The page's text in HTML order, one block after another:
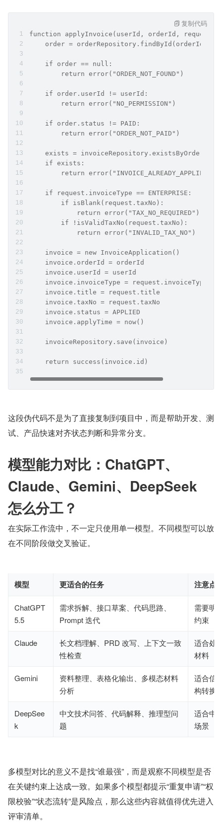
function applyInvoice(userId, orderId, request):
    order = orderRepository.findById(orderId)
    if order == null:
        return error("ORDER_NOT_FOUND")
    if order.userId != userId:
        return error("NO_PERMISSION")
    if order.status != PAID:
        return error("ORDER_NOT_PAID")
exists =
    if exists:
        return error("INVOICE_ALREADY_APPLIED")
    if request.invoiceType == ENTERPRISE:
        if isBlank(request.taxNo):
            return error("TAX_NO_REQUIRED")
        if !isValidTaxNo(request.taxNo):
            return error("INVALID_TAX_NO")
    invoice = new InvoiceApplication()
    invoice.orderId = orderId
    invoice.userId = userId
    invoice.invoiceType = request.invoiceType
    invoice.title = request.title
    invoice.taxNo = request.taxNo
    invoice.status = APPLIED
    invoice.applyTime = now()
    invoiceRepository.save(invoice)
    return success(invoice.id)
复制代码
这段伪代码不是为了直接复制到项目中，而是帮助开发、测
试、产品快速对齐状态判断和异常分支。
模型能力对比：ChatGPT、
Claude、Gemini、DeepSeek
怎么分工？
在实际工作流中，不一定只使用单一模型。不同模型可以放
在不同阶段做交叉验证。
模型 更适合的任务 注意点
ChatGPT
5.5
需求拆解、接口草案、代码思路、
Prompt 迭代
需要明
约束
Claude
长文档理解、PRD 改写、上下文一致
性检查
适合处
材料
Gemini
资料整理、表格化输出、多模态材料
分析
适合信
构转换
DeepSee
k
中文技术问答、代码解释、推理型问
题
适合中
场景
多模型对比的意义不是找“谁最强”，而是观察不同模型是否
在关键约束上达成一致。如果多个模型都提示“重复申请”“权
限校验”“状态流转”是风险点，那么这些内容就值得优先进入
评审清单。